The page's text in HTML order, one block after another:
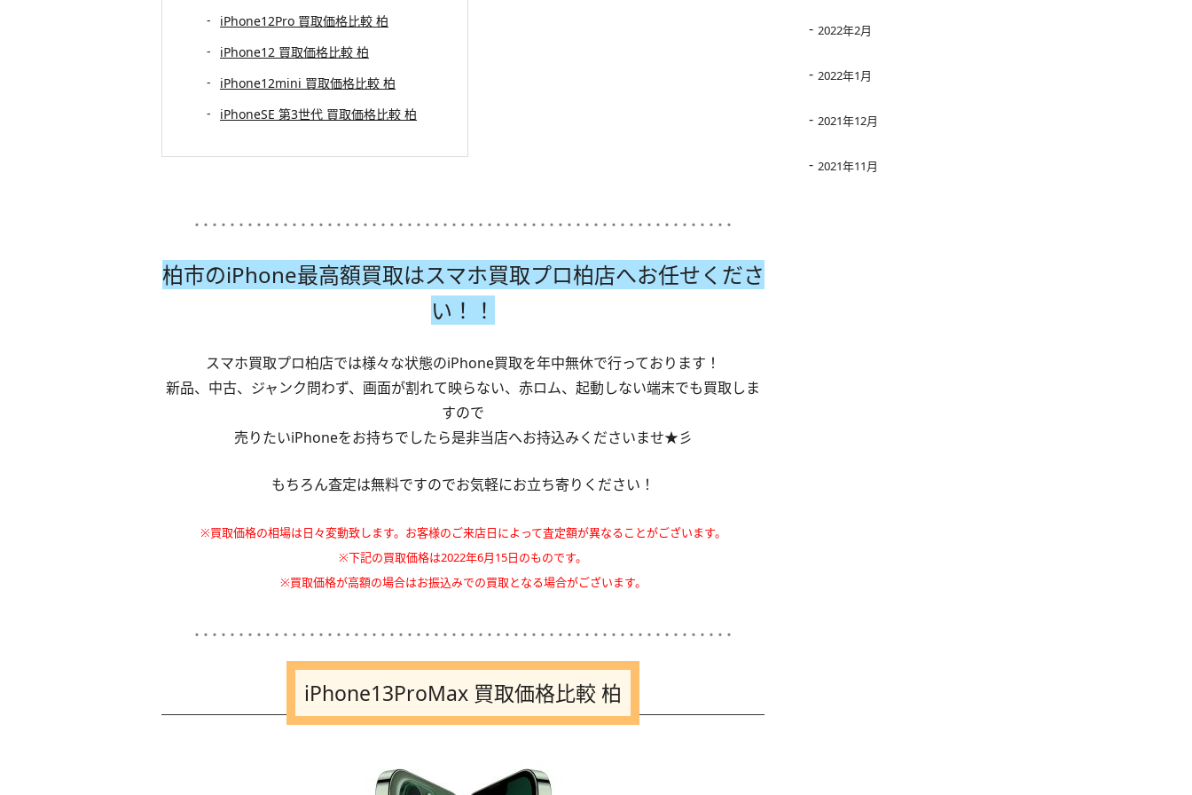
iPhone12Pro 買取価格比較 柏
iPhone12 買取価格比較 柏
iPhone12mini 買取価格比較 柏
iPhoneSE 第3世代 買取価格比較 柏
･････････････････････････････････････････････････････････････
柏市のiPhone最高額買取はスマホ買取プロ柏店へお任せくださ
い！！
スマホ買取プロ柏店では様々な状態のiPhone買取を年中無休で行っております！
新品、中古、ジャンク問わず、画面が割れて映らない、赤ロム、起動しない端末でも買取しま
すので
売りたいiPhoneをお持ちでしたら是非当店へお持込みくださいませ★彡
もちろん査定は無料ですのでお気軽にお立ち寄りください！
※買取価格の相場は日々変動致します。お客様のご来店日によって査定額が異なることがございます。
※下記の買取価格は2022年6月15日のものです。
※買取価格が高額の場合はお振込みでの買取となる場合がございます。
･････････････････････････････････････････････････････････････
iPhone13ProMax 買取価格比較 柏
2022年2月
2022年1月
2021年12月
2021年11月